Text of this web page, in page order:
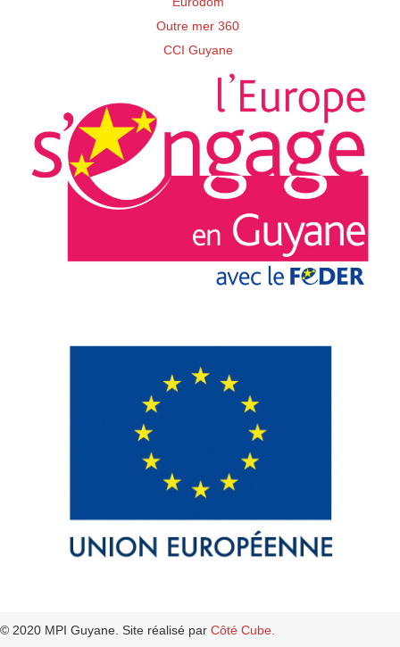
Outre mer 360
CCI Guyane
© 2020 MPI Guyane. Site réalisé par Côté Cube.